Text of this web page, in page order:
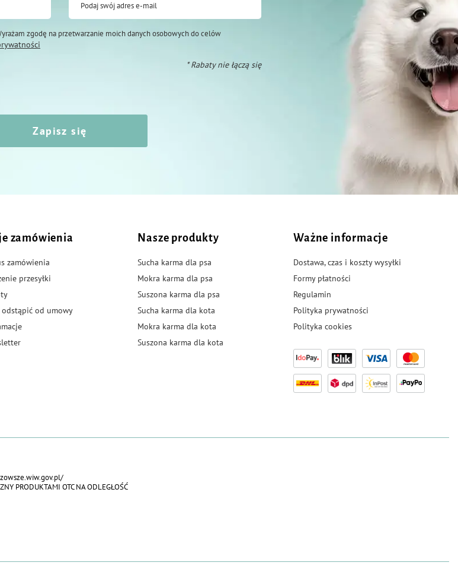
Podaj swój adres e-mail
zgodę na przetwarzanie moich danych osobowych do celów
* Rabaty nie łączą się
Zapisz się
zamówienia
zamówienia
przesyłki
odstąpić od umowy
Nasze produkty
Sucha karma dla psa
Mokra karma dla psa
Suszona karma dla psa
Sucha karma dla kota
Mokra karma dla kota
Suszona karma dla kota
Ważne informacje
Dostawa, czas i koszty wysyłki
Formy płatności
Regulamin
Polityka prywatności
Polityka cookies
PRODUKTAMI OTC NA ODLEGŁOŚĆ